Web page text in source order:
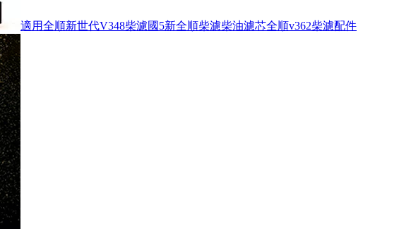
適用全順新世代V348柴濾國5新全順柴濾柴油濾芯全順v362柴濾配件